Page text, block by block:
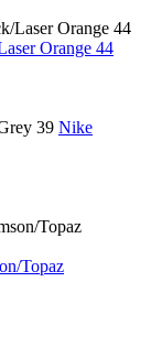
Orange 44
Nike
Topaz